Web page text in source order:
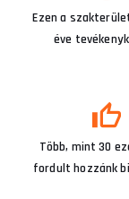
Ezen a
éve
Több, mint 30
fordult hozzánk